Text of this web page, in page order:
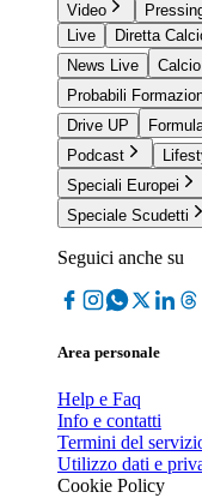
Video
Live
Diretta
News Live
Calcio
Probabili
Drive UP
Podcast
Speciali Europei
Speciale Scudetti
Seguici anche su
Area personale
Help e Faq
Info e contatti
Termini del
Utilizzo dati e
Cookie Policy